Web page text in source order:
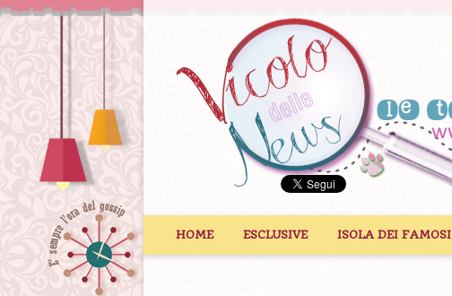
HOME ESCLUSIVE ISOLA DEI FAMOSI